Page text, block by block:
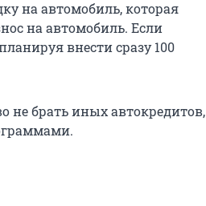
на автомобиль, которая
на автомобиль. Если
внести сразу 100
не брать иных автокредитов,